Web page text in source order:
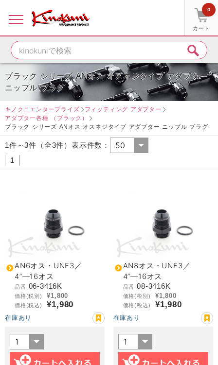
カート
0
ブラック シリーズ ANオス オスネジタイプ アダプター
ニップル プラグ
キノクニエンタープライズ
フィッティング アダプター
アダプター各種 （ブラック）
ブラック シリーズ ANオス オスネジタイプ アダプター ニップル プラグ
1件～3件（全3件）表示件数：
1
AN6オス・UNF3／
4”―16オス
品番 06-3416K
価格(税別) ¥1,800
価格(税込) ¥1,980
在庫あり
AN8オス・UNF3／
4”―16オス
品番 08-3416K
価格(税別) ¥1,800
価格(税込) ¥1,980
在庫あり